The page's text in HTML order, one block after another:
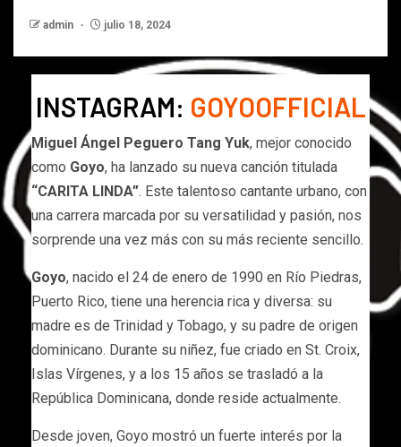
admin julio 18, 2024
INSTAGRAM: GOYOOFFICIAL
Miguel Ángel Peguero Tang Yuk, mejor conocido
como Goyo, ha lanzado su nueva canción titulada
“CARITA LINDA”. Este talentoso cantante urbano, con
una carrera marcada por su versatilidad y pasión, nos
sorprende una vez más con su más reciente sencillo.
Goyo, nacido el 24 de enero de 1990 en Río Piedras,
Puerto Rico, tiene una herencia rica y diversa: su
madre es de Trinidad y Tobago, y su padre de origen
dominicano. Durante su niñez, fue criado en St. Croix,
Islas Vírgenes, y a los 15 años se trasladó a la
República Dominicana, donde reside actualmente.
Desde joven, Goyo mostró un fuerte interés por la